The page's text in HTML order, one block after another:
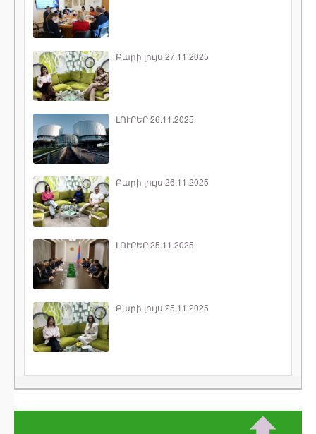
Բարի լույս 27.11.2025
ԼՈՒՐԵՐ 26.11.2025
Բարի լույս 26.11.2025
ԼՈՒՐԵՐ 25.11.2025
Բարի լույս 25.11.2025